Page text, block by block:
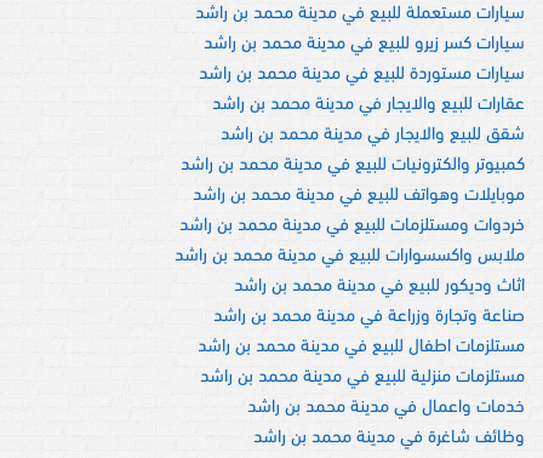
سيارات مستعملة للبيع في مدينة محمد بن راشد
سيارات كسر زيرو للبيع في مدينة محمد بن راشد
سيارات مستوردة للبيع في مدينة محمد بن راشد
عقارات للبيع والايجار في مدينة محمد بن راشد
شقق للبيع والايجار في مدينة محمد بن راشد
كمبيوتر والكترونيات للبيع في مدينة محمد بن راشد
موبايلات وهواتف للبيع في مدينة محمد بن راشد
خردوات ومستلزمات للبيع في مدينة محمد بن راشد
ملابس واكسسوارات للبيع في مدينة محمد بن راشد
اثاث وديكور للبيع في مدينة محمد بن راشد
صناعة وتجارة وزراعة في مدينة محمد بن راشد
مستلزمات اطفال للبيع في مدينة محمد بن راشد
مستلزمات منزلية للبيع في مدينة محمد بن راشد
خدمات واعمال في مدينة محمد بن راشد
وظائف شاغرة في مدينة محمد بن راشد